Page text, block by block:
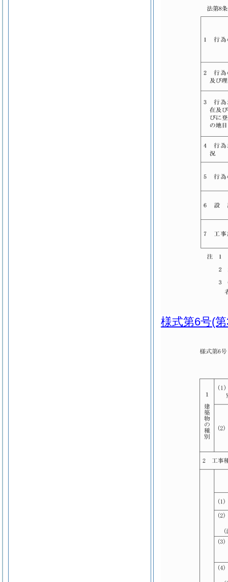
様式第6号(